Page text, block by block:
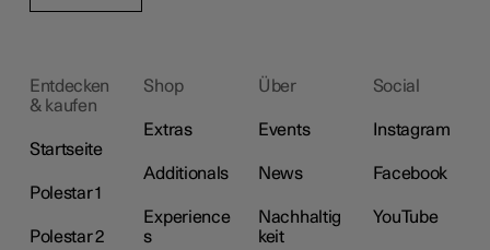
Entdecken
& kaufen
Startseite
Polestar 1
Polestar 2
Shop
Extras
Additionals
Experience
s
Über
Events
News
Nachhaltig
keit
Social
Instagram
Facebook
YouTube